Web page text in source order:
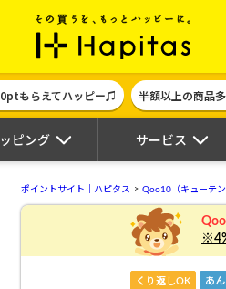
ポイ
もらえてハッピー♫ 半額以上の商品多
ピング サービス
ポイントサイト｜ハピタス Qoo10（キューテン
くり返しOK あ